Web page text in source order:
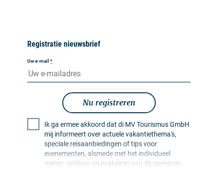
Registratie nieuwsbrief
Uw e-mail *
Nu registreren
Ik ga ermee akkoord dat di MV Tourismus GmbH
mij informeert over actuele vakantiethema's,
speciale reisaanbiedingen of tips voor
evenementen, alsmede met het individueel
meten, opslaan en evalueren van de openings-